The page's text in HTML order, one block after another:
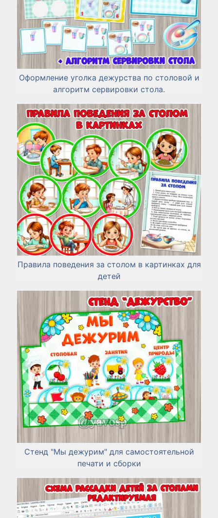
Оформление уголка дежурства по столовой и
алгоритм сервировки стола.
Правила поведения за столом в картинках для
детей
Стенд "Мы дежурим" для самостоятельной
печати и сборки